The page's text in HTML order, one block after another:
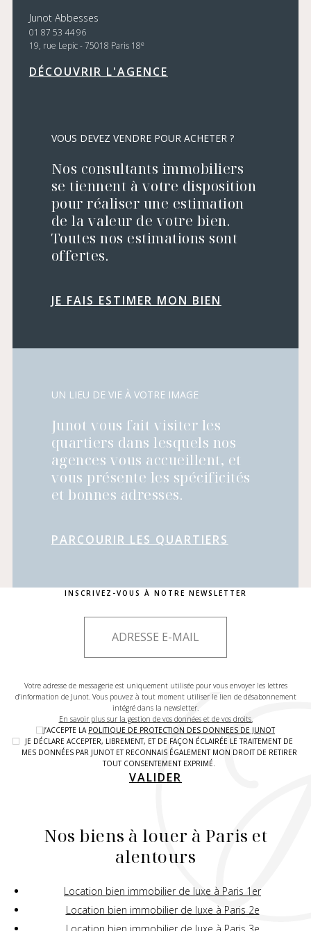
Junot Abbesses
01 87 53 44 96
19, rue Lepic - 75018 Paris 18e
DÉCOUVRIR L'AGENCE
VOUS DEVEZ VENDRE POUR ACHETER ?
Nos consultants immobiliers
se tiennent à votre disposition
pour réaliser une estimation
de la valeur de votre bien.
Toutes nos estimations sont
offertes.
JE FAIS ESTIMER MON BIEN
UN LIEU DE VIE À VOTRE IMAGE
Junot vous fait visiter les
quartiers dans lesquels nos
agences vous accueillent, et
vous présente les spécificités
et bonnes adresses.
PARCOURIR LES QUARTIERS
INSCRIVEZ-VOUS À NOTRE NEWSLETTER
Votre adresse de messagerie est uniquement utilisée pour vous envoyer les lettres
d'information de Junot. Vous pouvez à tout moment utiliser le lien de désabonnement
intégré dans la newsletter.
En savoir plus sur la gestion de vos données et de vos droits.
J’ACCEPTE LA POLITIQUE DE PROTECTION DES DONNEES DE JUNOT
JE DÉCLARE ACCEPTER, LIBREMENT, ET DE FAÇON ÉCLAIRÉE LE TRAITEMENT DE
MES DONNÉES PAR JUNOT ET RECONNAIS ÉGALEMENT MON DROIT DE RETIRER
TOUT CONSENTEMENT EXPRIMÉ.
VALIDER
Nos biens à louer à Paris et
alentours
Location bien immobilier de luxe à Paris 1er
Location bien immobilier de luxe à Paris 2e